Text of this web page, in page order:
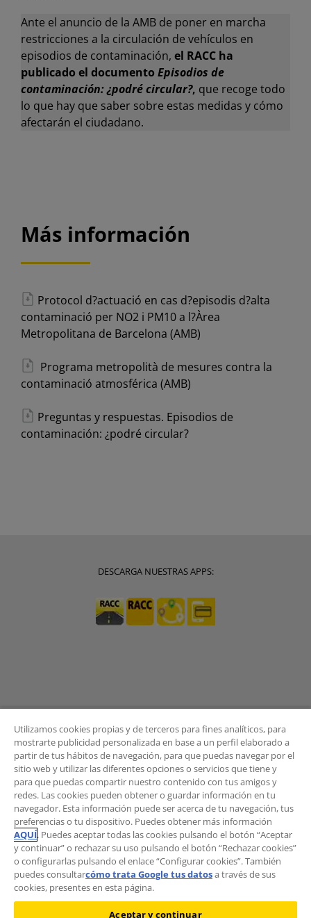
Ante el anuncio de la AMB de poner en marcha
restricciones a la circulación de vehículos en
episodios de contaminación, el RACC ha
publicado el documento Episodios de
contaminación: ¿podré circular?, que recoge todo
lo que hay que saber sobre estas medidas y cómo
afectarán el ciudadano.
Más información
Protocol d?actuació en cas d?episodis d?alta
contaminació per NO2 i PM10 a l?Àrea
Metropolitana de Barcelona (AMB)
Programa metropolità de mesures contra la
contaminació atmosférica (AMB)
Preguntas y respuestas. Episodios de
contaminación: ¿podré circular?
DESCARGA NUESTRAS APPS:
BOLETÍN
¿Quieres recibir las novedades del Área de
Movilidad?
Suscríbete al boletín.
Utilizamos cookies propias y de terceros para fines analíticos, para
mostrarte publicidad personalizada en base a un perfil elaborado a
partir de tus hábitos de navegación, para que puedas navegar por el
sitio web y utilizar las diferentes opciones o servicios que tiene y
para que puedas compartir nuestro contenido con tus amigos y
redes. Las cookies pueden obtener o guardar información en tu
navegador. Esta información puede ser acerca de tu navegación, tus
preferencias o tu dispositivo. Puedes obtener más información
AQUÍ. Puedes aceptar todas las cookies pulsando el botón “Aceptar
y continuar” o rechazar su uso pulsando el botón “Rechazar cookies”
o configurarlas pulsando el enlace “Configurar cookies”. También
puedes consultarcómo trata Google tus datosa través de sus
cookies, presentes en esta página.
Aceptar y continuar